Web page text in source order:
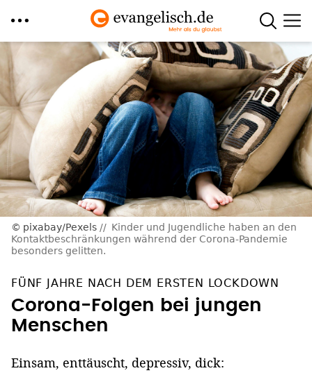
Direkt
zum
Inhalt
pixabay/Pexels
Kinder und Jugendliche haben an den
Kontaktbeschränkungen während der Corona-Pandemie
besonders gelitten.
FÜNF JAHRE NACH DEM ERSTEN LOCKDOWN
Corona-Folgen bei jungen
Menschen
Einsam, enttäuscht, depressiv, dick: